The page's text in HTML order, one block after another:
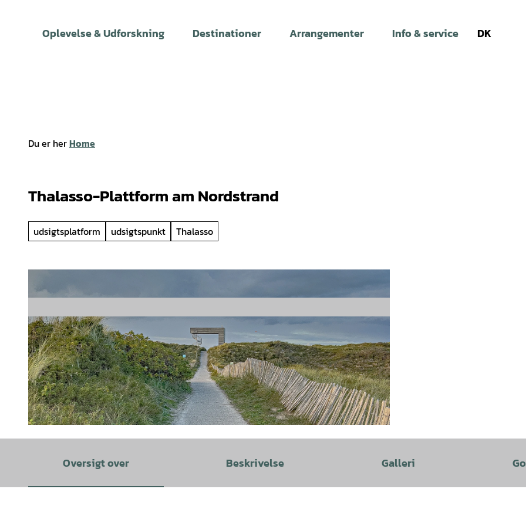
Oplevelse & Udforskning Destinationer Arrangementer Info & service DK
Du er herHome
Thalasso-Plattform am Nordstrand
udsigtsplatform udsigtspunkt Thalasso
Oversigt over Beskrivelse Galleri